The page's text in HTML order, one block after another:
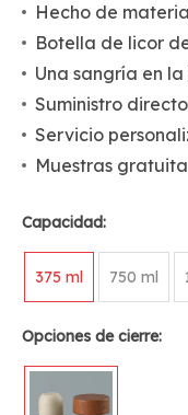
Hecho de
Botella de licor
Una sangría en la
Suministro
Servicio
Muestras
Capacidad:
375 ml 750 ml
Opciones de cierre: